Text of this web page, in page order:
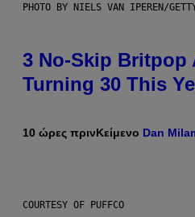
PHOTO BY NIELS VAN IPEREN/
3 No-Skip Britpop
Turning 30 This
10 ώρες πρινΚείμενο Dan
COURTESY OF PUFFCO